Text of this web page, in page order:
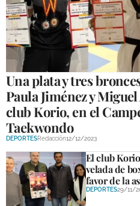
GALERÍAS
Una plata y tres
Paula Jiménez y
club Korio, en el
Taekwondo
DEPORTESRedacción12/12/2023
El club
velada de
favor de la
DEPORTES29/11/